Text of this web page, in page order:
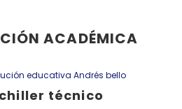
ACADÉMICA
educativa Andrés bello
técnico